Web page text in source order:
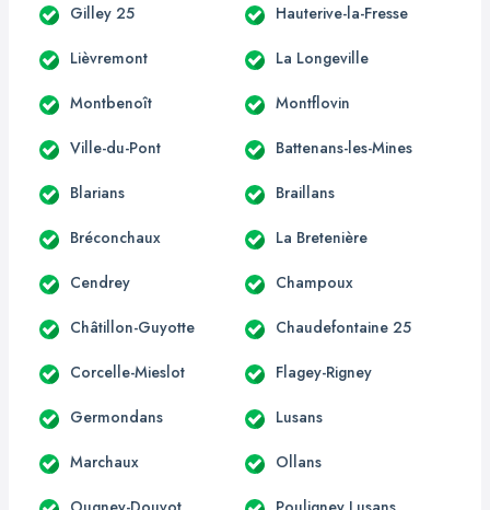
Gilley 25 Hauterive-la-Fresse
Lièvremont La Longeville
Montbenoît Montflovin
Ville-du-Pont Battenans-les-Mines
Blarians Braillans
Bréconchaux La Bretenière
Cendrey Champoux
Châtillon-Guyotte Chaudefontaine 25
Corcelle-Mieslot Flagey-Rigney
Germondans Lusans
Marchaux Ollans